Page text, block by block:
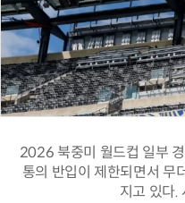
2026 북중미 월드컵 일부
통의 반입이 제한되면서 무
지고 있다.